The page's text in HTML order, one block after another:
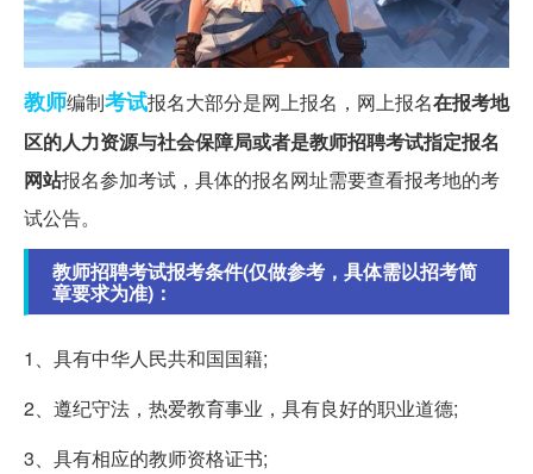
教师编制考试报名大部分是网上报名，网上报名在报考地
区的人力资源与社会保障局或者是教师招聘考试指定报名
网站报名参加考试，具体的报名网址需要查看报考地的考
试公告。
教师招聘考试报考条件(仅做参考，具体需以招考简
章要求为准)：
1、具有中华人民共和国国籍;
2、遵纪守法，热爱教育事业，具有良好的职业道德;
3、具有相应的教师资格证书;